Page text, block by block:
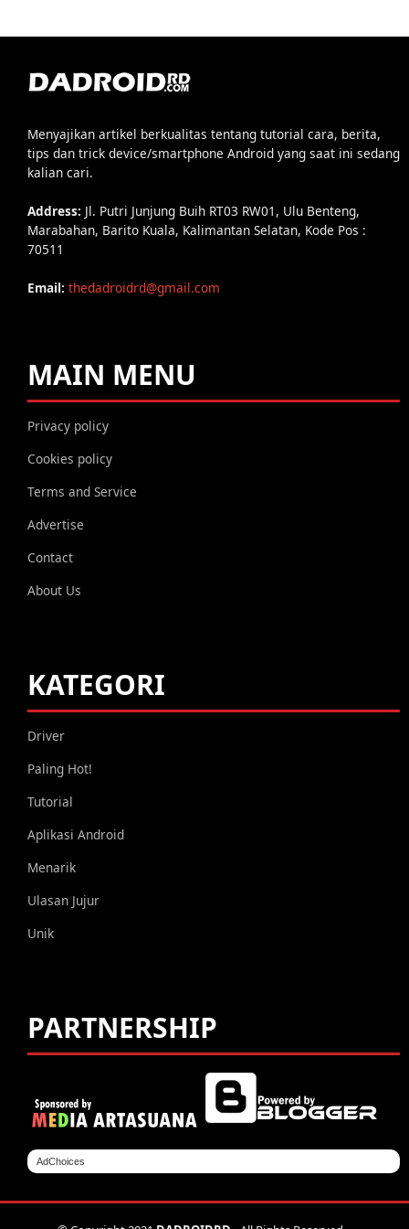
Menyajikan artikel berkualitas tentang tutorial cara, berita,
tips dan trick device/smartphone Android yang saat ini sedang
kalian cari.
Address: Jl. Putri Junjung Buih RT03 RW01, Ulu Benteng,
Marabahan, Barito Kuala, Kalimantan Selatan, Kode Pos :
70511
Email: thedadroidrd@gmail.com
MAIN MENU
Privacy policy
Cookies policy
Terms and Service
Advertise
Contact
About Us
KATEGORI
Driver
Paling Hot!
Tutorial
Aplikasi Android
Menarik
Ulasan Jujur
Unik
PARTNERSHIP
AdChoices